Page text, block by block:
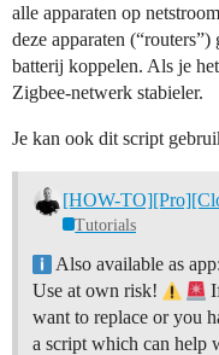
alle apparaten op
deze apparaten
batterij koppelen. Als je
Zigbee-netwerk stabieler.
Je kan ook dit script
Tutorials
Also available as app:
Use at own risk!
want to replace or you
a script which can help